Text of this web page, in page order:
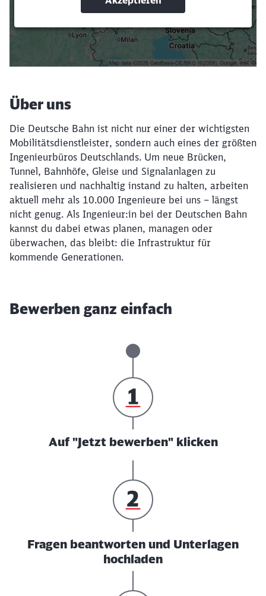
Suchbegriffe eingeben
Filter setzen
Über uns
Die Deutsche Bahn ist nicht nur einer der wichtigsten
Mobilitätsdienstleister, sondern auch eines der größten
Ingenieurbüros Deutschlands. Um neue Brücken,
Tunnel, Bahnhöfe, Gleise und Signalanlagen zu
realisieren und nachhaltig instand zu halten, arbeiten
aktuell mehr als 10.000 Ingenieure bei uns – längst
nicht genug. Als Ingenieur:in bei der Deutschen Bahn
kannst du dabei etwas planen, managen oder
überwachen, das bleibt: die Infrastruktur für
kommende Generationen.
Bewerben ganz einfach
Auf "Jetzt bewerben" klicken
Fragen beantworten und Unterlagen
hochladen